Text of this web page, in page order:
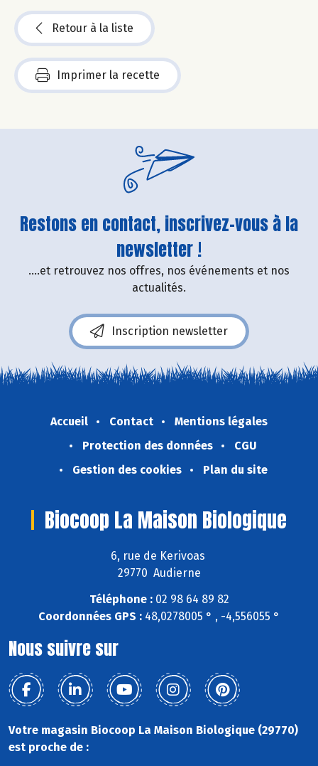
Retour à la liste
Imprimer la recette
Restons en contact, inscrivez-vous à la
newsletter !
....et retrouvez nos offres, nos événements et nos
actualités.
Inscription newsletter
Accueil Contact
Mentions légales
Protection des données
CGU
Gestion des cookies
Plan du site
Biocoop La Maison Biologique
6, rue de Kerivoas
29770 Audierne
Téléphone :02 98 64 89 82
Coordonnées GPS : 48,0278005 ° , -4,556055 °
Nous suivre sur
Votre magasin Biocoop La Maison Biologique (29770)
est proche de :